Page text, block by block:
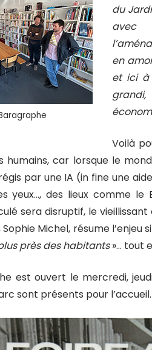
du
avec
en
et ici à
Voilà
humains, car lorsque le
par une IA (in fine une
yeux…, des lieux comme
sera disruptif, le
Sophie Michel, résume
près des habitants»… tout
est ouvert le mercredi,
sont présents pour